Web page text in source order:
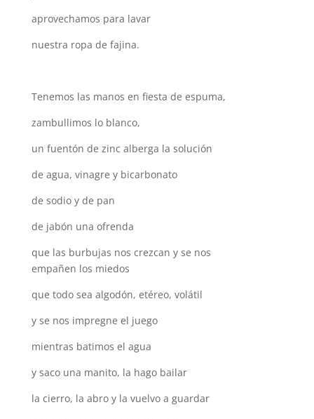
aprovechamos para lavar
nuestra ropa de fajina.
Tenemos las manos en fiesta de espuma,
zambullimos lo blanco,
un fuentón de zinc alberga la solución
de agua, vinagre y bicarbonato
de sodio y de pan
de jabón una ofrenda
que las burbujas nos crezcan y se nos
empañen los miedos
que todo sea algodón, etéreo, volátil
y se nos impregne el juego
mientras batimos el agua
y saco una manito, la hago bailar
la cierro, la abro y la vuelvo a guardar